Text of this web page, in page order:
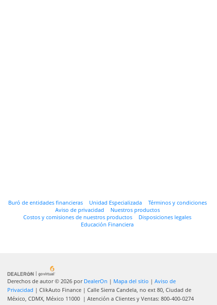
Buró de entidades financieras Unidad Especializada
Términos y condiciones
Aviso de privacidad
Nuestros productos
Costos y comisiones de nuestros productos
Disposiciones legales
Educación Financiera
Derechos de autor © 2026 por DealerOn | Mapa del sitio | Aviso de
Privacidad | ClikAuto Finance | Calle Sierra Candela, no ext 80, Ciudad de
México, CDMX, México 11000 | Atención a Clientes y Ventas: 800-400-0274